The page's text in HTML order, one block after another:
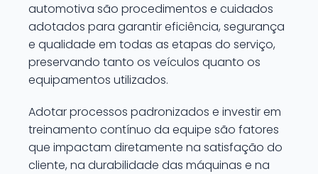
automotiva são procedimentos e cuidados
adotados para garantir eficiência, segurança
e qualidade em todas as etapas do serviço,
preservando tanto os veículos quanto os
equipamentos utilizados.
Adotar processos padronizados e investir em
treinamento contínuo da equipe são fatores
que impactam diretamente na satisfação do
cliente, na durabilidade das máquinas e na